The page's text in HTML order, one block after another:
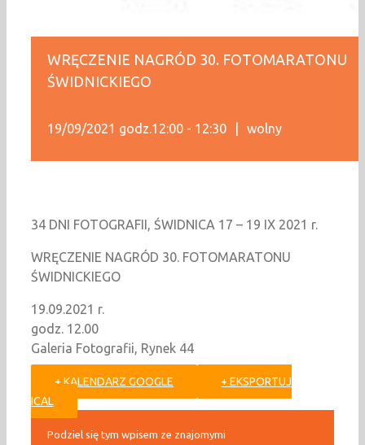
WRĘCZENIE NAGRÓD 30. FOTOMARATONU
ŚWIDNICKIEGO
19/09/2021 godz.12:00 - 12:30 wolny
34 DNI FOTOGRAFII, ŚWIDNICA 17 – 19 IX 2021 r.
WRĘCZENIE NAGRÓD 30. FOTOMARATONU
ŚWIDNICKIEGO
19.09.2021 r.
godz. 12.00
Galeria Fotografii, Rynek 44
+ KALENDARZ GOOGLE
+ EKSPORTUJ
ICAL
Podziel się tym wpisem ze znajomymi